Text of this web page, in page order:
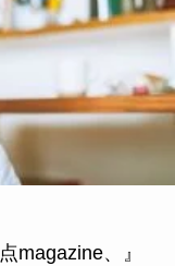
magazine、』